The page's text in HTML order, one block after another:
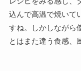
込んで高温で焼いて
すね。しかしながら
とはまた違う食感、